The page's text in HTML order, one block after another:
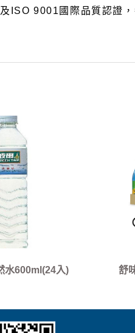
ISO 9001國際品質認證
水600ml(24入) 舒